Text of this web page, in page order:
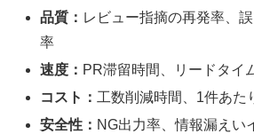
品質： レビュー指摘の再発率、
率
速度： PR滞留時間、リードタイ
コスト： 工数削減時間、1件あた
安全性： NG出力率、情報漏えい